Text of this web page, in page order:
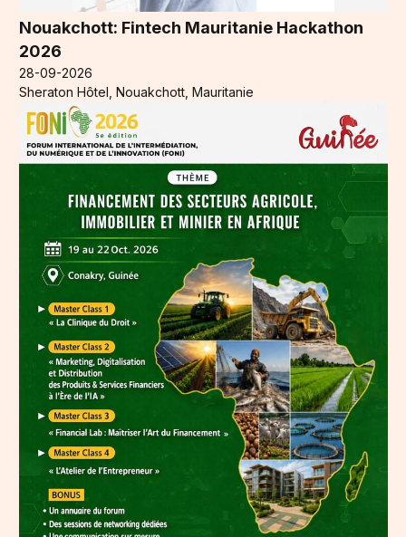
Nouakchott: Fintech Mauritanie Hackathon
2026
28-09-2026
Sheraton Hôtel, Nouakchott, Mauritanie